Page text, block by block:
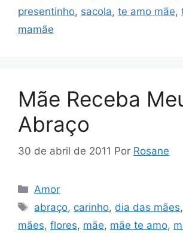
presentinho, sacola, te amo mãe,
mamãe
Mãe Receba
Abraço
30 de abril de 2011 Por Rosane
Categorias
Amor
Tags
abraço, carinho, dia das mães
mães, flores, mãe, mãe te amo,